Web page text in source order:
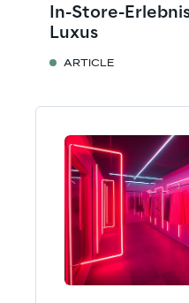
In-Store-
Luxus
ARTICLE